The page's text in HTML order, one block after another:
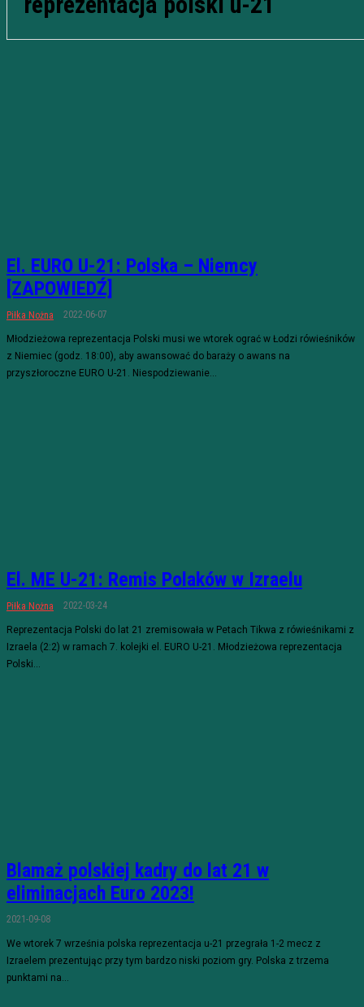
El. EURO U-21: Polska – Niemcy
[ZAPOWIEDŹ]
Piłka Nożna 2022-06-07
Młodzieżowa reprezentacja Polski musi we wtorek ograć w Łodzi rówieśników
z Niemiec (godz. 18:00), aby awansować do baraży o awans na
przyszłoroczne EURO U-21. Niespodziewanie...
El. ME U-21: Remis Polaków w Izraelu
Piłka Nożna 2022-03-24
Reprezentacja Polski do lat 21 zremisowała w Petach Tikwa z rówieśnikami z
Izraela (2:2) w ramach 7. kolejki el. EURO U-21. Młodzieżowa reprezentacja
Polski...
Blamaż polskiej kadry do lat 21 w
eliminacjach Euro 2023!
2021-09-08
We wtorek 7 września polska reprezentacja u-21 przegrała 1-2 mecz z
Izraelem prezentując przy tym bardzo niski poziom gry. Polska z trzema
punktami na...